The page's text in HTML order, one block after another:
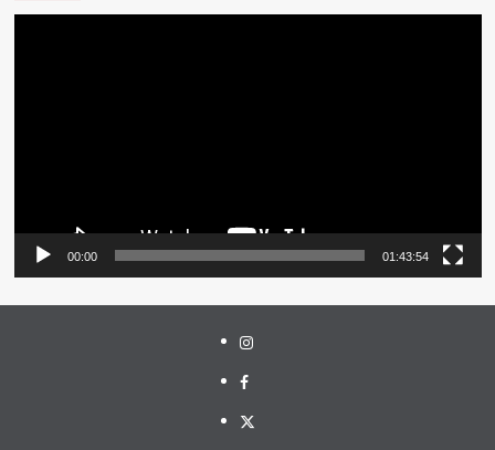
00:00 01:43:54
Instagram
Facebook
Twitter